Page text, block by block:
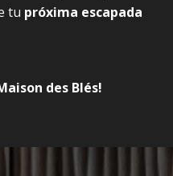
tu próxima escapada
des Blés!